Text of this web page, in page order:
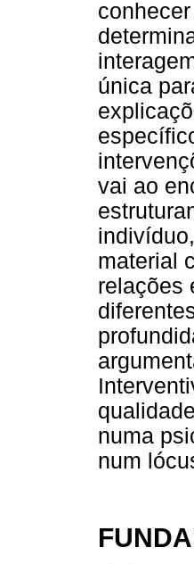
única
vai ao
material
relações
numa
num